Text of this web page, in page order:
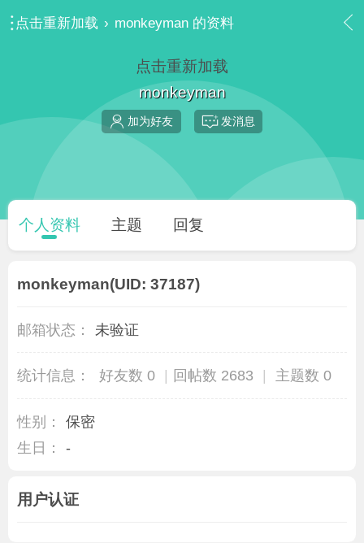
点击重新加载 › monkeyman 的资料
点击重新加载
monkeyman
加为好友 发消息
个人资料 主题 回复
monkeyman(UID: 37187)
邮箱状态： 未验证
统计信息： 好友数 0 回帖数 2683 主题数 0
性别：
保密
生日：
-
用户认证